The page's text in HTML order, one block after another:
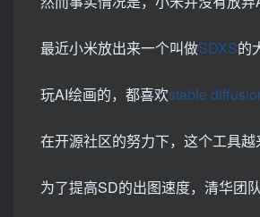
最近小米放出来一个叫做SDXS的
玩AI绘画的，都喜欢stable
在开源社区的努力下，这个工具
为了提高SD的出图速度，清华团